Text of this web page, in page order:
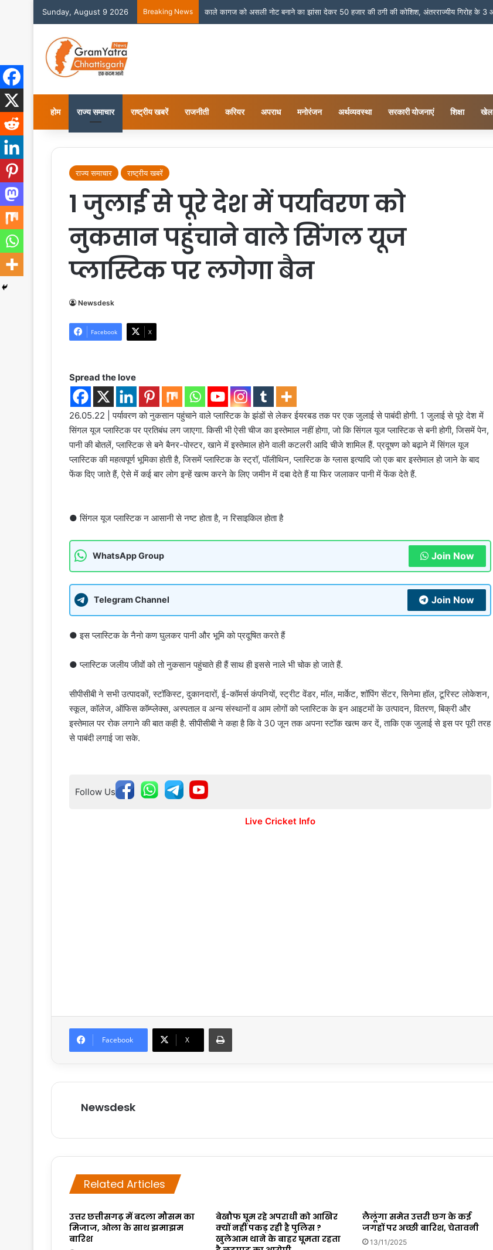
Sunday, August 9 2026 Breaking News
होम राज्य समाचार राष्ट्रीय खबरें राजनीती करियर अपराध मनोरंजन अर्थव्यवस्था सरकारी योजनाएं शिक्षा खेल
राज्य समाचार राष्ट्रीय खबरें
1 जुलाई से पूरे देश में पर्यावरण को
नुकसान पहुंचाने वाले सिंगल यूज
प्लास्टिक पर लगेगा बैन
Newsdesk
Facebook X
Spread the love
26.05.22 | पर्यावरण को नुकसान पहुंचाने वाले प्लास्टिक के झंडों से लेकर ईयरबड तक पर एक जुलाई से पाबंदी होगी. 1 जुलाई से पूरे देश में
सिंगल यूज प्लास्टिक पर प्रतिबंध लग जाएगा. किसी भी ऐसी चीज का इस्तेमाल नहीं होगा, जो कि सिंगल यूज प्लास्टिक से बनी होगी, जिसमें पेन,
पानी की बोतलें, प्लास्टिक से बने बैनर-पोस्टर, खाने में इस्तेमाल होने वाली कटलरी आदि चीजे शामिल हैं. प्रदूषण को बढ़ाने में सिंगल यूज
प्लास्टिक की महत्वपूर्ण भूमिका होती है, जिसमें प्लास्टिक के स्ट्रॉ, पॉलीथिन, प्लास्टिक के ग्लास इत्यादि जो एक बार इस्तेमाल हो जाने के बाद
फेंक दिए जाते हैं, ऐसे में कई बार लोग इन्हें खत्म करने के लिए जमीन में दबा देते हैं या फिर जलाकर पानी में फेंक देते हैं.
● सिंगल यूज प्लास्टिक न आसानी से नष्ट होता है, न रिसाइकिल होता है
WhatsApp Group Join Now
Telegram Channel Join Now
● इस प्लास्टिक के नैनो कण घुलकर पानी और भूमि को प्रदूषित करते हैं
● प्लास्टिक जलीय जीवों को तो नुकसान पहुंचाते ही हैं साथ ही इससे नाले भी चोक हो जाते हैं.
सीपीसीबी ने सभी उत्पादकों, स्टॉकिस्ट, दुकानदारों, ई-कॉमर्स कंपनियों, स्ट्रीट वेंडर, मॉल, मार्केट, शॉपिंग सेंटर, सिनेमा हॉल, टूरिस्ट लोकेशन,
स्कूल, कॉलेज, ऑफिस कॉम्प्लेक्स, अस्पताल व अन्य संस्थानों व आम लोगों को प्लास्टिक के इन आइटमों के उत्पादन, वितरण, बिक्री और
इस्तेमाल पर रोक लगाने की बात कही है. सीपीसीबी ने कहा है कि वे 30 जून तक अपना स्टॉक खत्म कर दें, ताकि एक जुलाई से इस पर पूरी तरह
से पाबंदी लगाई जा सके.
Follow Us
Live Cricket Info
Facebook X
Newsdesk
Related Articles
उत्तर छत्तीसगढ़ में बदला मौसम का
मिजाज, ओला के साथ झमाझम
बारिश
बेखौफ घूम रहे अपराधी को आखिर
क्यों नहीं पकड़ रही है पुलिस ?
खुलेआम थाने के बाहर घूमता रहता
लैलूंगा समेत उत्तरी छग के कई
जगहों पर अच्छी बारिश, चेतावनी
13/11/2025